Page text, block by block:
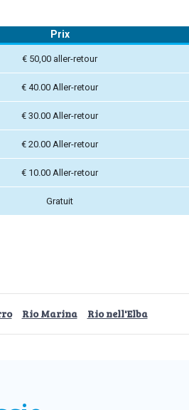
Prix
€ 50,00 aller-retour
€ 40.00 Aller-retour
€ 30.00 Aller-retour
€ 20.00 Aller-retour
€ 10.00 Aller-retour
Gratuit
Rio Marina Rio nell'Elba